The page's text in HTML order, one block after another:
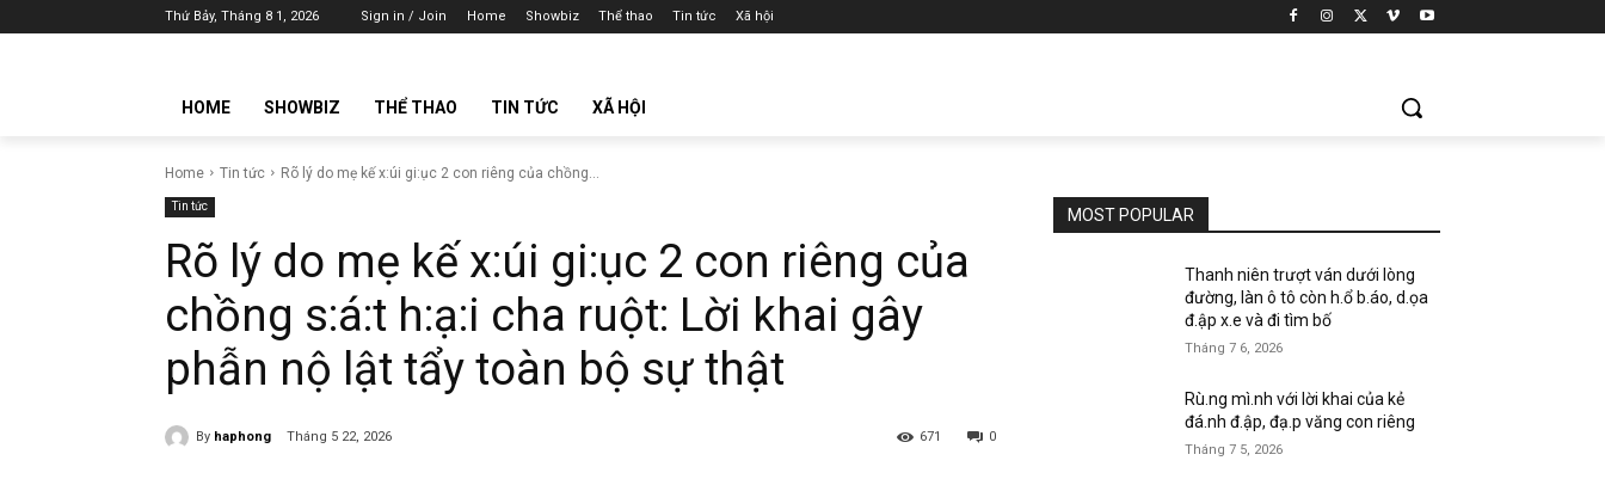
Thứ Bảy, Tháng 8 1, 2026 Sign in / Join Home Showbiz Thể thao Tin tức Xã hội
HOME SHOWBIZ THỂ THAO TIN TỨC XÃ HỘI
Home Tin tức Rõ lý do mẹ kế x:úi gi:ục 2 con riêng của chồng...
Tin tức
Rõ lý do mẹ kế x:úi gi:ục 2 con riêng của
chồng s:á:t h:ạ:i cha ruột: Lời khai gây
phẫn nộ lật tẩy toàn bộ sự thật
By haphong Tháng 5 22, 2026 0
671
MOST POPULAR
Thanh niên trượt ván dưới lòng
đường, làn ô tô còn h.ổ b.áo, d.ọa
đ.ập x.e và đi tìm bố
Tháng 7 6, 2026
Rù.ng mì.nh với lời khai của kẻ
đá.nh đ.ập, đạ.p văng con riêng
Tháng 7 5, 2026